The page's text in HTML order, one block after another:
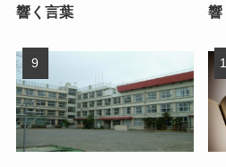
響く言葉
響